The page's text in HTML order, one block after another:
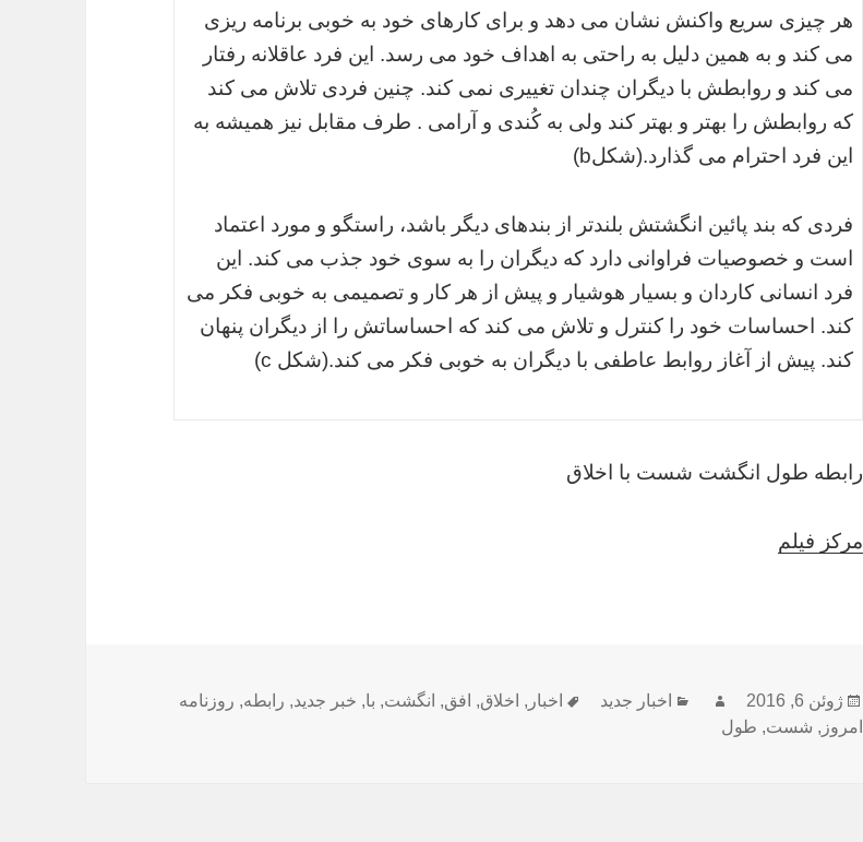
هر چیزی سریع واکنش نشان می دهد و برای کارهای خود به خوبی برنامه ریزی
می کند و به همین دلیل به راحتی به اهداف خود می رسد. این فرد عاقلانه رفتار
می کند و روابطش با دیگران چندان تغییری نمی کند. چنین فردی تلاش می کند
که روابطش را بهتر و بهتر کند ولی به کُندی و آرامی . طرف مقابل نیز همیشه به
این فرد احترام می گذارد.(شکلb)
فردی که بند پائین انگشتش بلندتر از بندهای دیگر باشد، راستگو و مورد اعتماد
است و خصوصیات فراوانی دارد که دیگران را به سوی خود جذب می کند. این
فرد انسانی کاردان و بسیار هوشیار و پیش از هر کار و تصمیمی به خوبی فکر می
کند. احساسات خود را کنترل و تلاش می کند که احساساتش را از دیگران پنهان
کند. پیش از آغاز روابط عاطفی با دیگران به خوبی فکر می کند.(شکل c)
رابطه طول انگشت شست با اخلاق
مرکز فیلم
ارسال
شده
ژوئن 6, 2016 نویسندهدسته‌ها
اخبار جدید برچسب‌ها
اخبار , اخلاق, افق, انگشت, با, خبر جدید, رابطه, روزنامه
امروز , شست, طول